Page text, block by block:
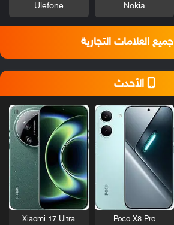
Nokia
Ulefone
جميع العلامات التجارية
الأحدث
Poco X8 Pro
Xiaomi 17 Ultra